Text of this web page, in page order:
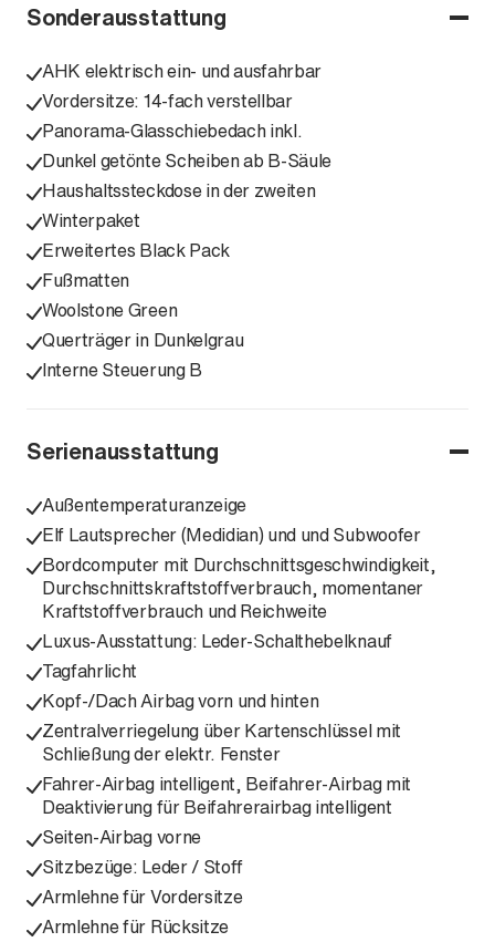
Sonderausstattung
AHK elektrisch ein- und ausfahrbar
Vordersitze: 14-fach verstellbar
Panorama-Glasschiebedach inkl.
Dunkel getönte Scheiben ab B-Säule
Haushaltssteckdose in der zweiten
Winterpaket
Erweitertes Black Pack
Fußmatten
Woolstone Green
Querträger in Dunkelgrau
Interne Steuerung B
Serienausstattung
Außentemperaturanzeige
Elf Lautsprecher (Medidian) und und Subwoofer
Bordcomputer mit Durchschnittsgeschwindigkeit,
Durchschnittskraftstoffverbrauch, momentaner
Kraftstoffverbrauch und Reichweite
Luxus-Ausstattung: Leder-Schalthebelknauf
Tagfahrlicht
Kopf-/Dach Airbag vorn und hinten
Zentralverriegelung über Kartenschlüssel mit
Schließung der elektr. Fenster
Fahrer-Airbag intelligent, Beifahrer-Airbag mit
Deaktivierung für Beifahrerairbag intelligent
Seiten-Airbag vorne
Sitzbezüge: Leder / Stoff
Armlehne für Vordersitze
Armlehne für Rücksitze